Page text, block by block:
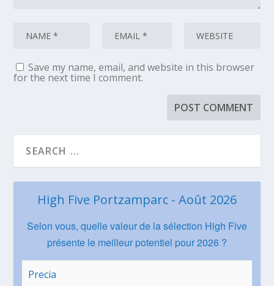
Save my name, email, and website in this browser
for the next time I comment.
High Five Portzamparc - Août 2026
Selon vous, quelle valeur de la sélection High Five
présente le meilleur potentiel pour 2026 ?
Precia